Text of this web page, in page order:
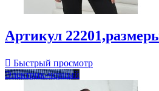
Артикул
 Быстрый просмотр
Электрик-черный